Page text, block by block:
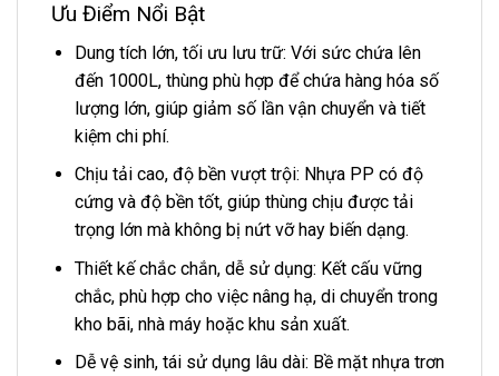
Ưu Điểm Nổi Bật
Dung tích lớn, tối ưu lưu trữ: Với sức chứa lên
đến 1000L, thùng phù hợp để chứa hàng hóa số
lượng lớn, giúp giảm số lần vận chuyển và tiết
kiệm chi phí.
Chịu tải cao, độ bền vượt trội: Nhựa PP có độ
cứng và độ bền tốt, giúp thùng chịu được tải
trọng lớn mà không bị nứt vỡ hay biến dạng.
Thiết kế chắc chắn, dễ sử dụng: Kết cấu vững
chắc, phù hợp cho việc nâng hạ, di chuyển trong
kho bãi, nhà máy hoặc khu sản xuất.
Dễ vệ sinh, tái sử dụng lâu dài: Bề mặt nhựa trơn